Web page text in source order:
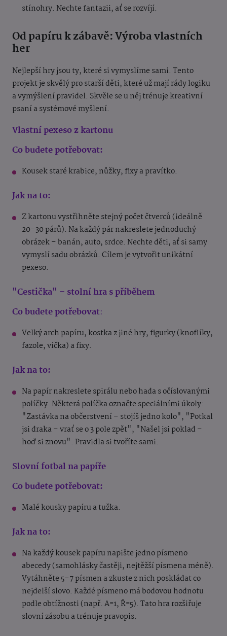
stínohry. Nechte fantazii, ať se rozvíjí.
Od papíru k zábavě: Výroba vlastních
her
Nejlepší hry jsou ty, které si vymyslíme sami. Tento
projekt je skvělý pro starší děti, které už mají rády logiku
a vymýšlení pravidel. Skvěle se u něj trénuje kreativní
psaní a systémové myšlení.
Vlastní pexeso z kartonu
Co budete potřebovat:
Kousek staré krabice, nůžky, fixy a pravítko.
Jak na to:
Z kartonu vystřihněte stejný počet čtverců (ideálně
20–30 párů). Na každý pár nakreslete jednoduchý
obrázek – banán, auto, srdce. Nechte děti, ať si samy
vymyslí sadu obrázků. Cílem je vytvořit unikátní
pexeso.
"Cestička" – stolní hra s příběhem
Co budete potřebovat:
Velký arch papíru, kostka z jiné hry, figurky (knoflíky,
fazole, víčka) a fixy.
Jak na to:
Na papír nakreslete spirálu nebo hada s očíslovanými
políčky. Některá políčka označte speciálními úkoly:
"Zastávka na občerstvení – stojíš jedno kolo", "Potkal
jsi draka – vrať se o 3 pole zpět", "Našel jsi poklad –
hoď si znovu". Pravidla si tvoříte sami.
Slovní fotbal na papíře
Co budete potřebovat:
Malé kousky papíru a tužka.
Jak na to:
Na každý kousek papíru napište jedno písmeno
abecedy (samohlásky častěji, nejtěžší písmena méně).
Vytáhněte 5–7 písmen a zkuste z nich poskládat co
nejdelší slovo. Každé písmeno má bodovou hodnotu
podle obtížnosti (např. A=1, Ř=5). Tato hra rozšiřuje
slovní zásobu a trénuje pravopis.